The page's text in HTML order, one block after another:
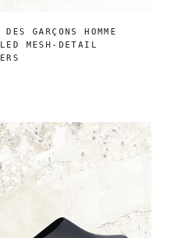
DES GARÇONS HOMME
MESH-DETAIL